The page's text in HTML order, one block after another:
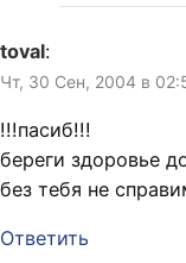
toval:
Чт, 30 Сен, 2004 в
!!!пасиб!!!
береги здоровье
без тебя не
Ответить